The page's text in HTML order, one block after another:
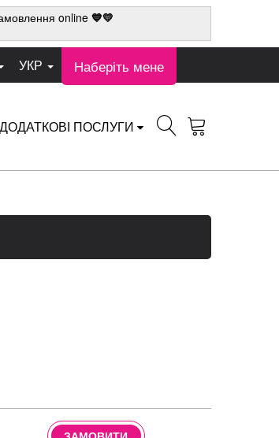
online💙💛
УКР Наберіть мене
ДОДАТКОВІ ПОСЛУГИ